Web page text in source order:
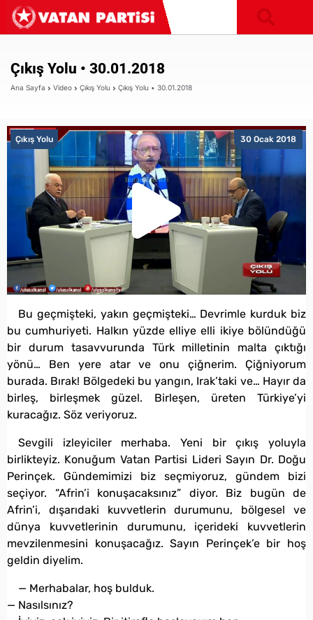
Çıkış Yolu • 30.01.2018
Ana Sayfa Video Çıkış Yolu Çıkış Yolu • 30.01.2018
30 Ocak 2018
Çıkış Yolu
Bu geçmişteki, yakın geçmişteki… Devrimle kurduk biz
bu cumhuriyeti. Halkın yüzde elliye elli ikiye bölündüğü
bir durum tasavvurunda Türk milletinin malta çıktığı
yönü… Ben yere atar ve onu çiğnerim. Çiğniyorum
burada. Bırak! Bölgedeki bu yangın, Irak’taki ve… Hayır da
birleş, birleşmek güzel. Birleşen, üreten Türkiye’yi
kuracağız. Söz veriyoruz.
Sevgili izleyiciler merhaba. Yeni bir çıkış yoluyla
birlikteyiz. Konuğum Vatan Partisi Lideri Sayın Dr. Doğu
Perinçek. Gündemimizi biz seçmiyoruz, gündem bizi
seçiyor. “Afrin’i konuşacaksınız” diyor. Biz bugün de
Afrin’i, dışarıdaki kuvvetlerin durumunu, bölgesel ve
dünya kuvvetlerinin durumunu, içerideki kuvvetlerin
mevzilenmesini konuşacağız. Sayın Perinçek’e bir hoş
geldin diyelim.
— Merhabalar, hoş bulduk.
— Nasılsınız?